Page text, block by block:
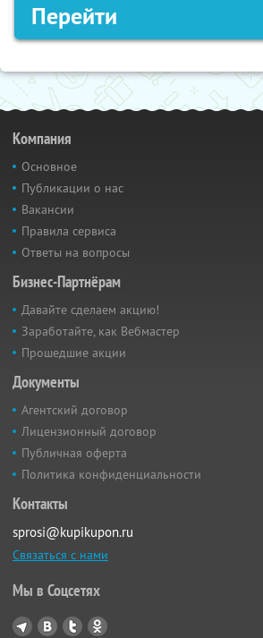
Перейти
Компания
Основное
Публикации о нас
Вакансии
Правила сервиса
Ответы на вопросы
Бизнес-Партнёрам
Давайте сделаем акцию!
Заработайте, как Вебмастер
Прошедшие акции
Документы
Агентский договор
Лицензионный договор
Публичная оферта
Политика конфиденциальности
Контакты
sprosi@kupikupon.ru
Связаться с нами
Мы в Соцсетях